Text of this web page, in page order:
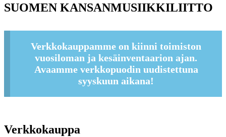
SUOMEN KANSANMUSIIKKILIITTO
Verkkokauppamme on kiinni toimiston
vuosiloman ja kesäinventaarion ajan.
Avaamme verkkopuodin uudistettuna
syyskuun aikana!
Verkkokauppa